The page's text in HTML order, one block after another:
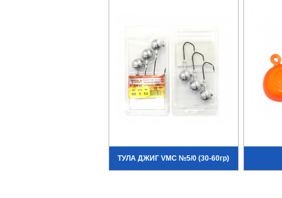
ТУЛА ДЖИГ VMC №5/0 (30-60гр)